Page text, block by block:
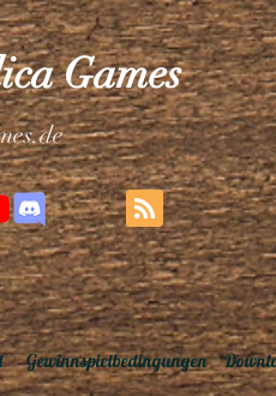
Games
Gewinnspielbedingungen